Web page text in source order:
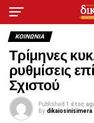
ΚΟΙΝΩΝΊΑ
Τρίμηνες
ρυθμίσεις
Σχιστού
Published 1 έτος
By dikaiosinisimera